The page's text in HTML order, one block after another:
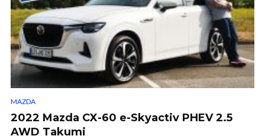
MAZDA
2022 Mazda CX-60 e-Skyactiv PHEV 2.5
AWD Takumi